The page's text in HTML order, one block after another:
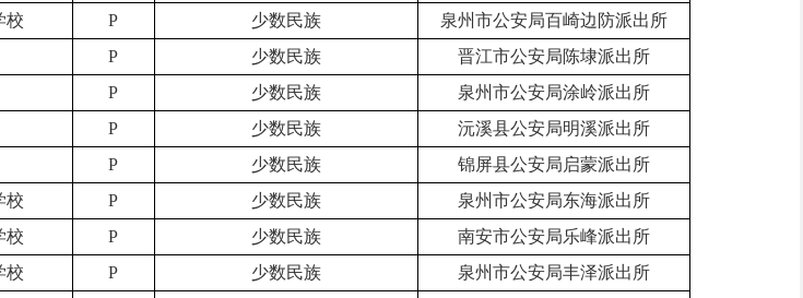
校 P 少数民族
泉州市公安局百崎边防派出所
P 少数民族
晋江市公安局陈埭派出所
P 少数民族
泉州市公安局涂岭派出所
P 少数民族
沅溪县公安局明溪派出所
P 少数民族
锦屏县公安局启蒙派出所
校 P 少数民族
泉州市公安局东海派出所
校 P 少数民族
南安市公安局乐峰派出所
校 P 少数民族
泉州市公安局丰泽派出所